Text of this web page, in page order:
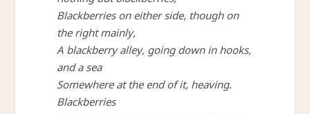
Blackberries on either side, though on
the right mainly,
A blackberry alley, going down in hooks,
and a sea
Somewhere at the end of it, heaving.
Blackberries